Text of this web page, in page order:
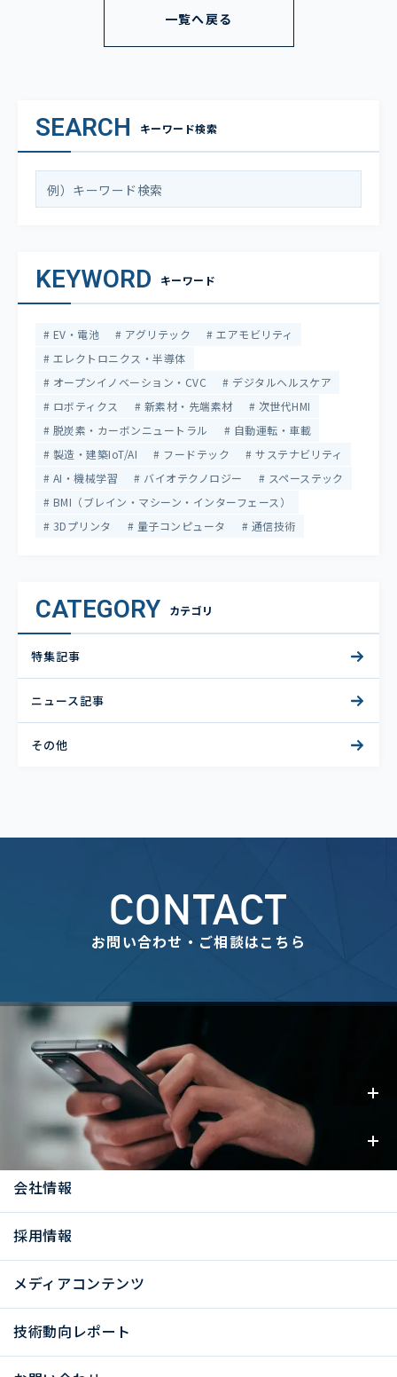
一覧へ戻る
SEARCH キーワード検索
KEYWORD キーワード
EV・電池 アグリテック
エアモビリティ
エレクトロニクス・半導体
オープンイノベーション・CVC
デジタルヘルスケア
ロボティクス
新素材・先端素材
次世代HMI
脱炭素・カーボンニュートラル
自動運転・車載
製造・建築IoT/AI
フードテック
サステナビリティ
AI・機械学習
バイオテクノロジー
スペーステック
BMI（ブレイン・マシーン・インターフェース）
3Dプリンタ
量子コンピュータ 通信技術
CATEGORY カテゴリ
特集記事
ニュース記事
その他
CONTACT
お問い合わせ・ご相談はこちら
事業内容
お知らせ
会社情報
採用情報
メディアコンテンツ
技術動向レポート